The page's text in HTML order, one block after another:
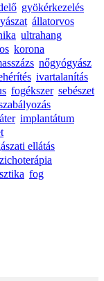
gyökérkezelés
állatorvos
ultrahang
korona
nőgyógyász
ivartalanítás
fogékszer sebészet
implantátum
ellátás
fog